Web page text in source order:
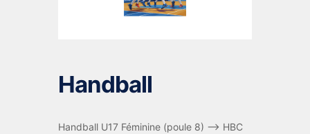
Handball
Handball U17 Féminine (poule 8) –> HBC